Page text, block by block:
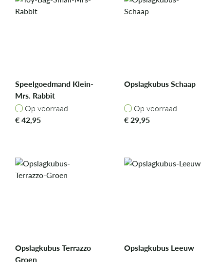
Speelgoedmand Klein-
Mrs. Rabbit
Op voorraad
Op voorraad
€42,95
Opslagkubus Schaap
Op voorraad
Op voorraad
€29,95
Opslagkubus Terrazzo
Groen
Opslagkubus Leeuw